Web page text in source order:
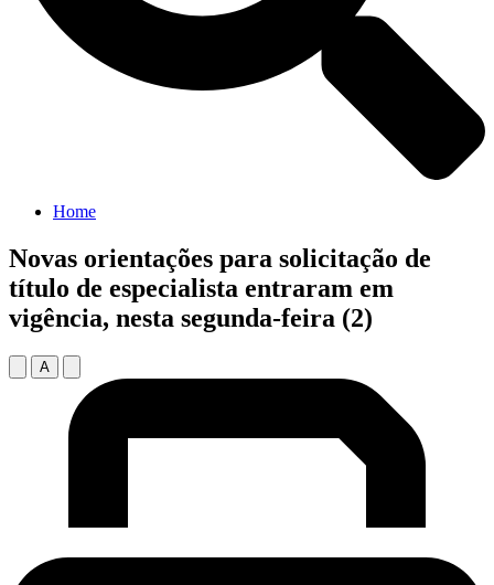
Home
Novas orientações para solicitação de
título de especialista entraram em
vigência, nesta segunda-feira (2)
A